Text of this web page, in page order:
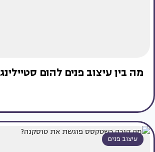
מה בין עיצוב פנים להום סטיילינג
עיצוב פנים